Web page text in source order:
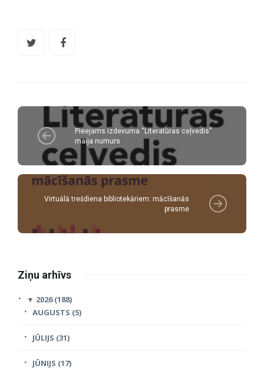
Pieejams izdevuma “Literatūras ceļvedis”
maija numurs
Virtuālā trešdiena bibliotekāriem: mācīšanās
prasme
Ziņu arhīvs
▼ 2026 (188)
AUGUSTS (5)
JŪLIJS (31)
JŪNIJS (17)